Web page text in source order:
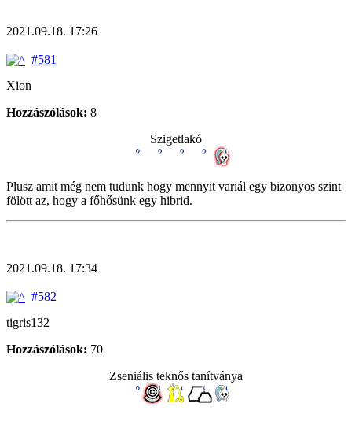
2021.09.18. 17:26
#581
Xion
Hozzászólások: 8
Szigetlakó
Plusz amit még nem tudunk hogy mennyit variál egy bizonyos szint
fölött az, hogy a főhősünk egy hibrid.
2021.09.18. 17:34
#582
tigris132
Hozzászólások: 70
Zseniális teknős tanítványa